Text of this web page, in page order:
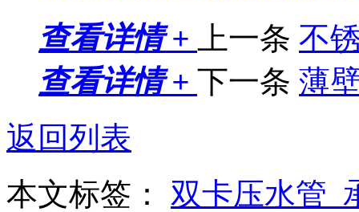
查看详情 +
上一条 不
查看详情 + 下一条 薄
返回列表
本文标签： 双卡压水管_